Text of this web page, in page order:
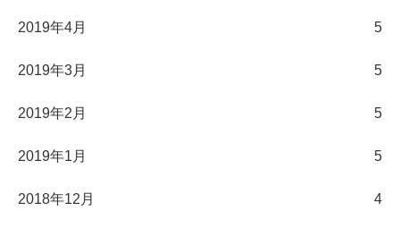
2019年4月 5
2019年3月 5
2019年2月 5
2019年1月 5
2018年12月 4